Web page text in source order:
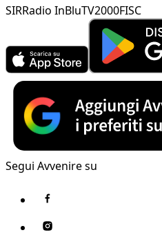
SIRRadio InBluTV2000FISC
Segui Avvenire su